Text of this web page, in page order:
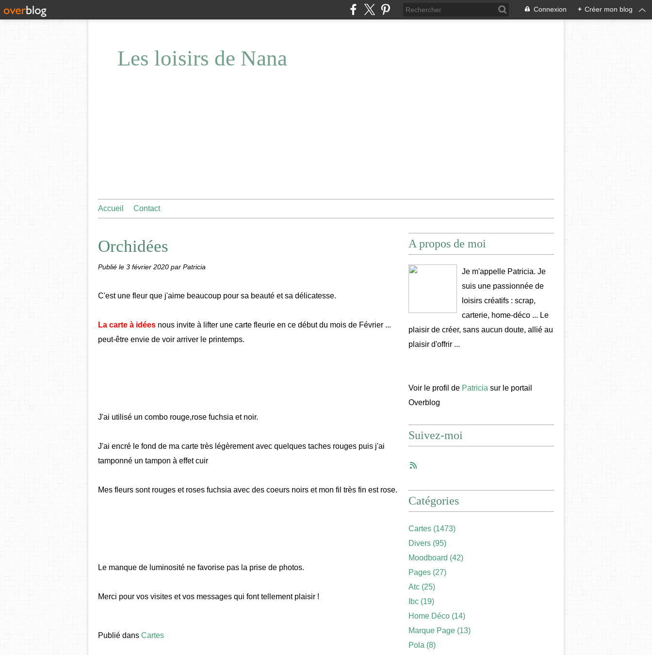
Connexion + Créer mon blog
Les loisirs de Nana
Accueil Contact
Orchidées
Publié le 3 février 2020 par Patricia
C'est une fleur que j'aime beaucoup pour sa beauté et sa délicatesse.
La carte à idées nous invite à lifter une carte fleurie en ce début du mois de Février ...
peut-être envie de voir arriver le printemps.
J'ai utilisé un combo rouge,rose fuchsia et noir.
J'ai encré le fond de ma carte très légèrement avec quelques taches rouges puis j'ai
tamponné un tampon à effet cuir
Mes fleurs sont rouges et roses fuchsia avec des coeurs noirs et mon fil très fin est rose.
Le manque de luminosité ne favorise pas la prise de photos.
Merci pour vos visites et vos messages qui font tellement plaisir !
Publié dans Cartes
A propos de moi
Je m'appelle Patricia. Je
suis une passionnée de
loisirs créatifs : scrap,
carterie, home-déco ... Le
plaisir de créer, sans aucun doute, allié au
plaisir d'offrir ...
Voir le profil de Patricia sur le portail
Overblog
Suivez-moi
Catégories
Cartes (1473)
Divers (95)
Moodboard (42)
Pages (27)
Atc (25)
Ibc (19)
Home Déco (14)
Marque Page (13)
Pola (8)